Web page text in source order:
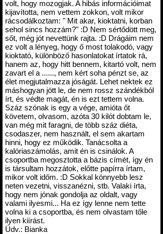
volt, hogy mozogjak. A hibás információimat
kijavította, nem vettem zokkon, volt mikor
rácsodálkoztam: " Mit akar, kioktatni, korban
sehol sincs hozzám?" :D Nem sértődött meg,
sőt, még jót nevettünk rajta. :D Drágáim nem
ez volt a lényeg, hogy ő most tolakodó, vagy
kioktató, különböző hasonlatokat írtatok rá,
hanem az, hogy hitt bennem, kitartó volt, nem
zavart el a ......, nem kért soha pénzt se, az
élet megjutalmazza jóságát. Lehet nektek ez
máshogyan jött le, de nem rossz szándékból
írt, és védte magát, én is ezt tettem volna.
Száz szónak is egy a vége, amióta őt
követem, olvasom, azóta 30 kilót dobtam le,
van még mit faragni, de több száz diéta,
csodaszer, nem használt, el sem akartam
hinni, hogy ez működik. Tanácsolta a
kalóriaszámolás, amit én is csinálok. A
csoportba megosztotta a bázis címét, így én
is társultam hozzátok, előtte papírra írtam,
mikor volt időm. :D Sokkal könnyebb lesz
neten vezetni, visszanézni, stb. Valaki írta,
hogy nem jónak gondolja az oldalt, vagy
valami ilyesmi... Ha ez így lenne nem tette
volna ki a csoportba, és nem olvastam tőle
ilyen kiírást.
Üdv.: Bianka